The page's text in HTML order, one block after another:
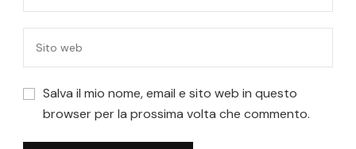
Salva il mio nome, email e sito web in questo
browser per la prossima volta che commento.